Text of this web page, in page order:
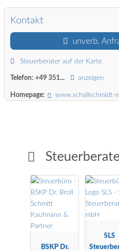
Kontakt
unverb.
Steuerberater auf der Karte
Telefon: +49 351... anzeigen
Homepage: www.schallschmidt-
BSKP Dr.
SLS